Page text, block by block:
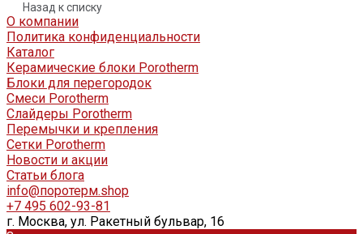
Назад к списку
О компании
Политика конфиденциальности
Каталог
Керамические блоки Porotherm
Блоки для перегородок
Смеси Porotherm
Слайдеры Porotherm
Перемычки и крепления
Сетки Porotherm
Новости и акции
Статьи блога
info@поротерм.shop
+7 495 602-93-81
г. Москва, ул. Ракетный бульвар, 16